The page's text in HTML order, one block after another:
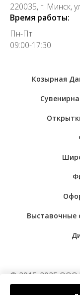
220035, г. Минск,
Время работы:
Пн-Пт
09:00-17:30
Козырная
Выставочные
© 2015-2025 ООО